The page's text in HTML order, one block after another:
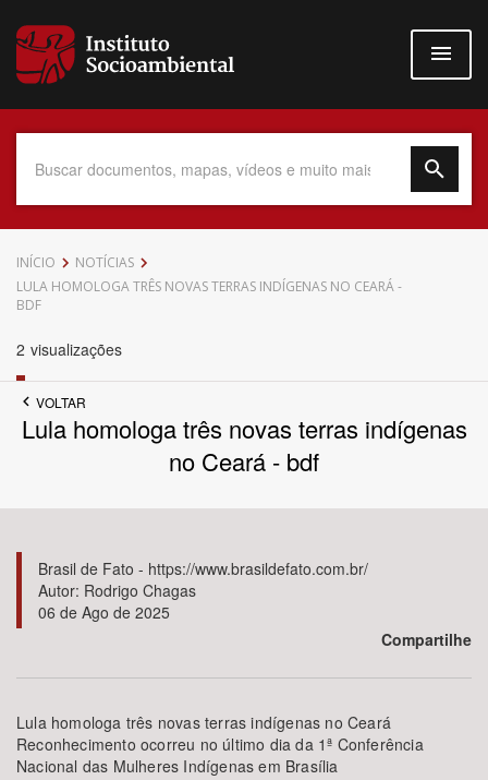
para
conteúdo
Data do Documento
Tema
Área Protegida
INÍCIO
NOTÍCIAS
LULA HOMOLOGA TRÊS NOVAS TERRAS INDÍGENAS NO CEARÁ -
BDF
2 visualizações
VOLTAR
Lula homologa três novas terras indígenas
no Ceará - bdf
Brasil de Fato - https://www.brasildefato.com.br/
Autor: Rodrigo Chagas
06 de Ago de 2025
Compartilhe
Lula homologa três novas terras indígenas no Ceará
Reconhecimento ocorreu no último dia da 1ª Conferência
Nacional das Mulheres Indígenas em Brasília